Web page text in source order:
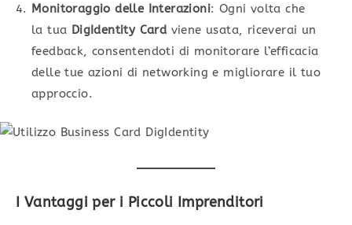
Monitoraggio delle Interazioni: Ogni volta che
la tua DigIdentity Cardviene usata, riceverai un
feedback, consentendoti di monitorare l’efficacia
delle tue azioni di networking e migliorare il tuo
approccio.
I Vantaggi per i Piccoli Imprenditori